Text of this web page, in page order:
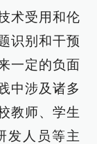
术受用和伦
识别和干预
一定的负面
中涉及诸多
教师、学生
发人员等主